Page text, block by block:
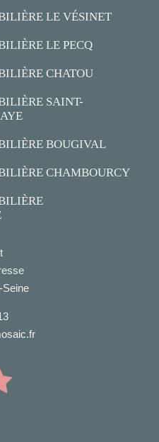
LE VÉSINET
LE PECQ
CHATOU
SAINT-
BOUGIVAL
CHAMBOURCY